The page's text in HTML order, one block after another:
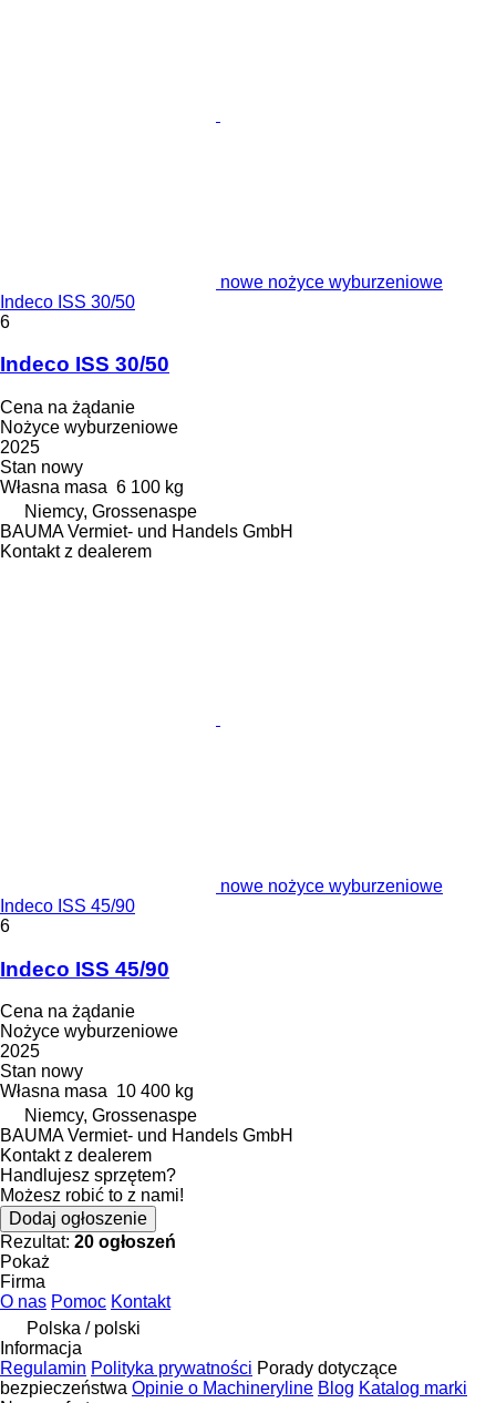
nowe nożyce wyburzeniowe
Indeco ISS 30/50
6
Indeco ISS 30/50
Cena na żądanie
Nożyce wyburzeniowe
2025
Stan nowy
Własna masa 6 100 kg
Niemcy, Grossenaspe
BAUMA Vermiet- und Handels GmbH
Kontakt z dealerem
nowe nożyce wyburzeniowe
Indeco ISS 45/90
6
Indeco ISS 45/90
Cena na żądanie
Nożyce wyburzeniowe
2025
Stan nowy
Własna masa 10 400 kg
Niemcy, Grossenaspe
BAUMA Vermiet- und Handels GmbH
Kontakt z dealerem
Handlujesz sprzętem?
Możesz robić to z nami!
Dodaj ogłoszenie
Rezultat: 20 ogłoszeń
Pokaż
Firma
O nas Pomoc Kontakt
Polska / polski
Informacja
Regulamin Polityka prywatności Porady dotyczące
bezpieczeństwa Opinie o Machineryline Blog Katalog marki